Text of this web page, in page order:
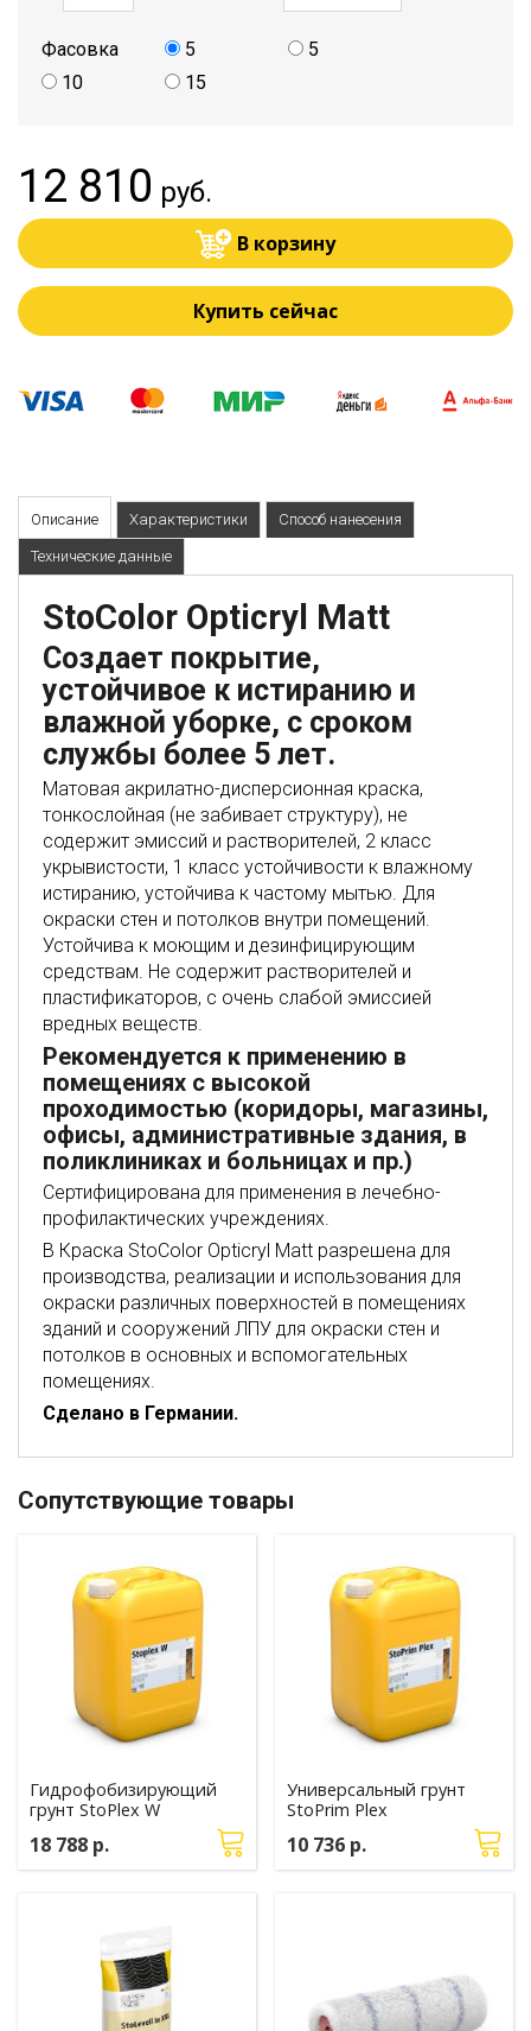
Фасовка 5
5
10
15
12 810 руб.
В корзину
Купить сейчас
Описание Характеристики Способ нанесения
Технические данные
StoColor Opticryl Matt
Создает покрытие,
устойчивое к истиранию и
влажной уборке, с сроком
службы более 5 лет.
Матовая акрилатно-дисперсионная краска,
тонкослойная (не забивает структуру), не
содержит эмиссий и растворителей, 2 класс
укрывистости, 1 класс устойчивости к влажному
истиранию, устойчива к частому мытью. Для
окраски стен и потолков внутри помещений.
Устойчива к моющим и дезинфицирующим
средствам. Не содержит растворителей и
пластификаторов, с очень слабой эмиссией
вредных веществ.
Рекомендуется к применению в
помещениях с высокой
проходимостью (коридоры, магазины,
офисы, административные здания, в
поликлиниках и больницах и пр.)
Сертифицирована для применения в лечебно-
профилактических учреждениях.
В Краска StoColor Opticryl Matt разрешена для
производства, реализации и использования для
окраски различных поверхностей в помещениях
зданий и сооружений ЛПУ для окраски стен и
потолков в основных и вспомогательных
помещениях.
Сделано в Германии.
Сопутствующие товары
Гидрофобизирующий
грунт StoPlex W
18 788 р.
Универсальный грунт
StoPrim Plex
10 736 р.